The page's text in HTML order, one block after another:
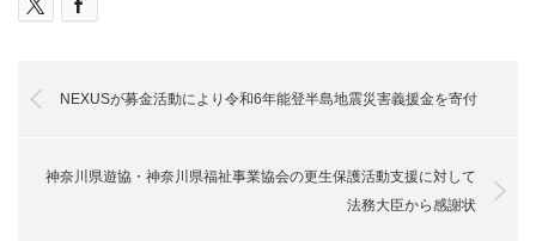
NEXUSが募金活動により令和6年能登半島地震災害義援金を寄付
神奈川県遊協・神奈川県福祉事業協会の更生保護活動支援に対して
法務大臣から感謝状